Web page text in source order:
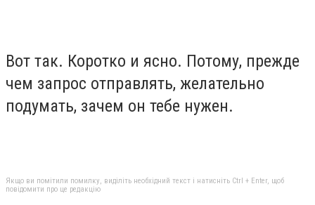
Вот так. Коротко и ясно. Потому, прежде
чем запрос отправлять, желательно
подумать, зачем он тебе нужен.
Якщо ви помітили помилку, виділіть необхідний текст і натисніть Ctrl + Enter, щоб
повідомити про це редакцію